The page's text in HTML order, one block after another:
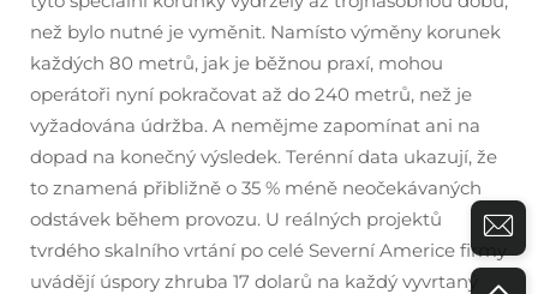
než bylo nutné je vyměnit. Namísto výměny korunek
každých 80 metrů, jak je běžnou praxí, mohou
operátoři nyní pokračovat až do 240 metrů, než je
vyžadována údržba. A nemějme zapomínat ani na
dopad na konečný výsledek. Terénní data ukazují, že
to znamená přibližně o 35 % méně neočekávaných
odstávek během provozu. U reálných projektů
tvrdého skalního vrtání po celé Severní Americe firmy
uvádějí úspory zhruba 17 dolarů na každý vyvrtaný